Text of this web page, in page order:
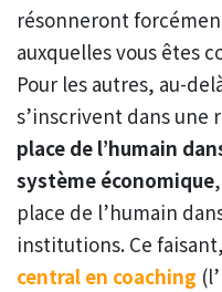
résonneront
auxquelles vous êtes
Pour les autres, au-
s’inscrivent dans une
place de l’humain
système économique
place de l’humain
institutions. Ce
central en coaching